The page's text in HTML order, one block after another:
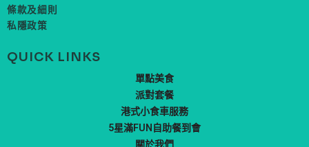
條款及細則
私隱政策
QUICK LINKS
單點美食
派對套餐
港式小食車服務
5星滿FUN自助餐到會
關於我們